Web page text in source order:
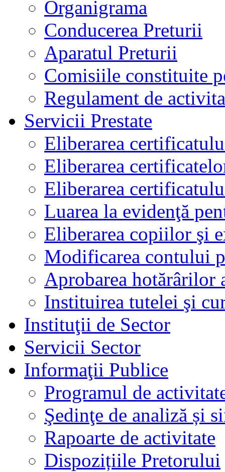
Organigrama
Conducerea Preturii
Aparatul Preturii
Comisiile constituite
Regulament de
Servicii Prestate
Eliberarea
Eliberarea
Eliberarea
Luarea la evidenţă
Eliberarea copiilor şi
Modificarea contului
Aprobarea hotărârilor
Instituirea tutelei şi
Instituţii de Sector
Servicii Sector
Informaţii Publice
Programul de
Şedinţe de analiză și
Rapoarte de activitate
Dispozițiile Pretorului